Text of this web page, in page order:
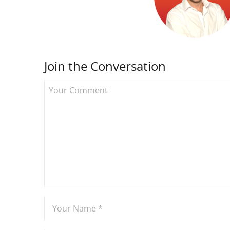
Join the Conversation